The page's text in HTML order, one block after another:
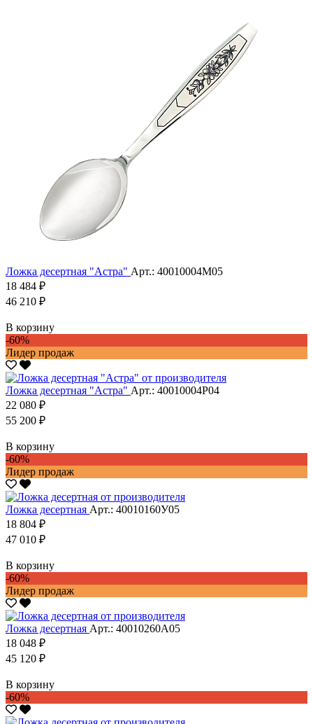
Ложка десертная "Астра" Арт.: 40010004М05
18 484 ₽
46 210 ₽
В корзину
-60%
Лидер продаж
Ложка десертная "Астра" Арт.: 40010004Р04
22 080 ₽
55 200 ₽
В корзину
-60%
Лидер продаж
Ложка десертная Арт.: 40010160У05
18 804 ₽
47 010 ₽
В корзину
-60%
Лидер продаж
Ложка десертная Арт.: 40010260А05
18 048 ₽
45 120 ₽
В корзину
-60%